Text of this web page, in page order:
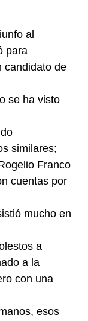
al
para
candidato de
se ha visto
similares;
Franco
cuentas por
mucho en
a
a la
con una
esos